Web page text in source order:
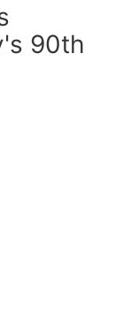
90th